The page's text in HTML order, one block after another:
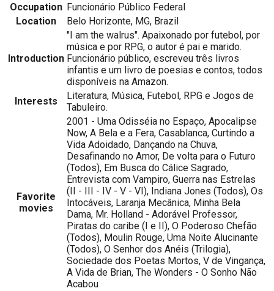
Occupation Funcionário Público Federal
Location
Belo Horizonte, MG, Brazil
Introduction
"I am the walrus". Apaixonado por futebol, por
música e por RPG, o autor é pai e marido.
Funcionário público, escreveu três livros
infantis e um livro de poesias e contos, todos
disponíveis na Amazon.
Interests
Literatura, Música, Futebol, RPG e Jogos de
Tabuleiro.
Favorite
movies
2001 - Uma Odisséia no Espaço, Apocalipse
Now, A Bela e a Fera, Casablanca, Curtindo a
Vida Adoidado, Dançando na Chuva,
Desafinando no Amor, De volta para o Futuro
(Todos), Em Busca do Cálice Sagrado,
Entrevista com Vampiro, Guerra nas Estrelas
(II - III - IV - V - VI), Indiana Jones (Todos), Os
Intocáveis, Laranja Mecânica, Minha Bela
Dama, Mr. Holland - Adorável Professor,
Piratas do caribe (I e II), O Poderoso Chefão
(Todos), Moulin Rouge, Uma Noite Alucinante
(Todos), O Senhor dos Anéis (Trilogia),
Sociedade dos Poetas Mortos, V de Vingança,
A Vida de Brian, The Wonders - O Sonho Não
Acabou